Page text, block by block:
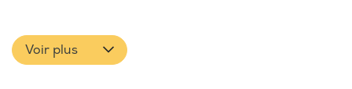
Voir plus